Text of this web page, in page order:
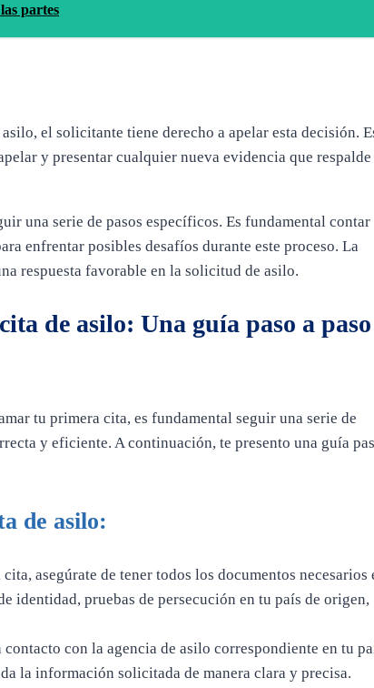
partes
el solicitante tiene derecho a apelar esta decisión.
y presentar cualquier nueva evidencia que
una serie de pasos específicos. Es fundamental contar
enfrentar posibles desafíos durante este proceso. La
respuesta favorable en la solicitud de asilo.
de asilo: Una guía paso a paso
tu primera cita, es fundamental seguir una serie de
y eficiente. A continuación, te presento una guía
de asilo:
asegúrate de tener todos los documentos necesarios
identidad, pruebas de persecución en tu país de origen,
contacto con la agencia de asilo correspondiente en tu
la información solicitada de manera clara y precisa.